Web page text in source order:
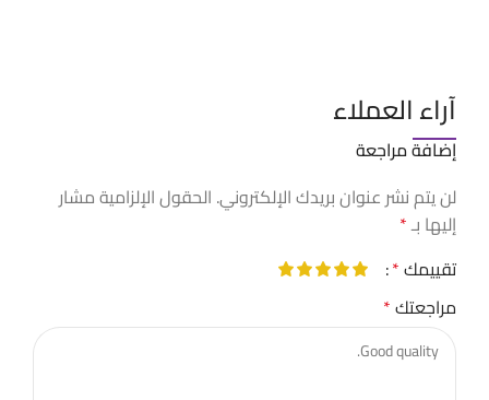
آراء العملاء
إضافة مراجعة
لن يتم نشر عنوان بريدك الإلكتروني. الحقول الإلزامية مشار
إليها بـ*
تقييمك*
مراجعتك*